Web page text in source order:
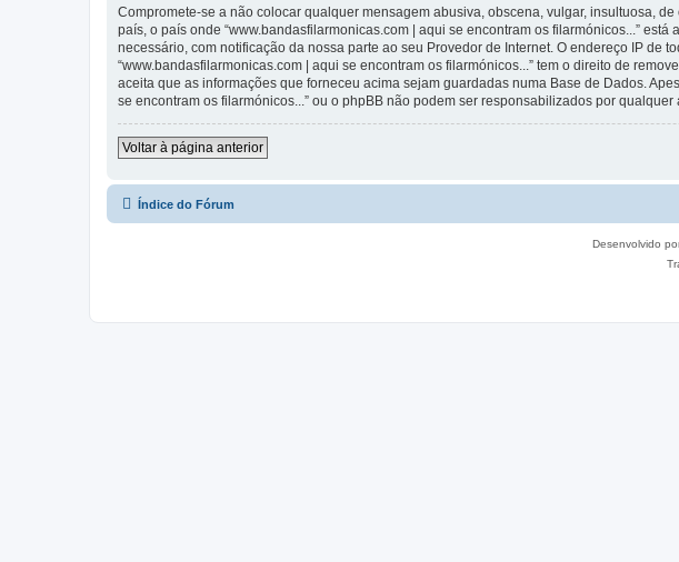
Compromete-se a não colocar qualquer mensagem abusiva, obscena, vulgar, insultuosa,
país, o país onde “www.bandasfilarmonicas.com | aqui se encontram os filarmónicos...”
necessário, com notificação da nossa parte ao seu Provedor de Internet. O endereço IP
“www.bandasfilarmonicas.com | aqui se encontram os filarmónicos...” tem o direito de
aceita que as informações que forneceu acima sejam guardadas numa Base de Dados.
se encontram os filarmónicos...” ou o phpBB não podem ser responsabilizados por
Voltar à página anterior
Índice do Fórum
Desenvolvido